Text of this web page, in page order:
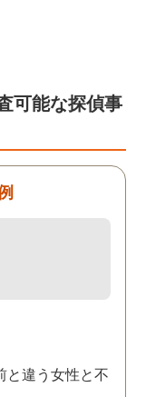
可能な探偵事
と違う女性と不